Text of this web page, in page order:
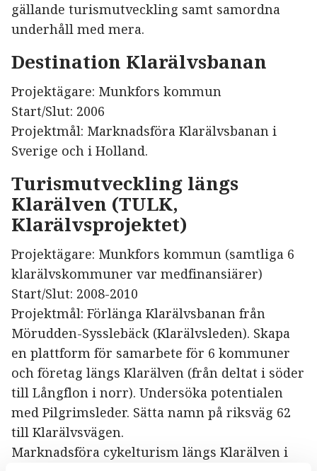
gällande turismutveckling samt samordna
underhåll med mera.
Destination Klarälvsbanan
Projektägare: Munkfors kommun
Start/Slut: 2006
Projektmål: Marknadsföra Klarälvsbanan i
Sverige och i Holland.
Turismutveckling längs
Klarälven (TULK,
Klarälvsprojektet)
Projektägare: Munkfors kommun (samtliga 6
klarälvskommuner var medfinansiärer)
Start/Slut: 2008-2010
Projektmål: Förlänga Klarälvsbanan från
Mörudden-Sysslebäck (Klarälvsleden). Skapa
en plattform för samarbete för 6 kommuner
och företag längs Klarälven (från deltat i söder
till Långflon i norr). Undersöka potentialen
med Pilgrimsleder. Sätta namn på riksväg 62
till Klarälvsvägen.
Marknadsföra cykelturism längs Klarälven i